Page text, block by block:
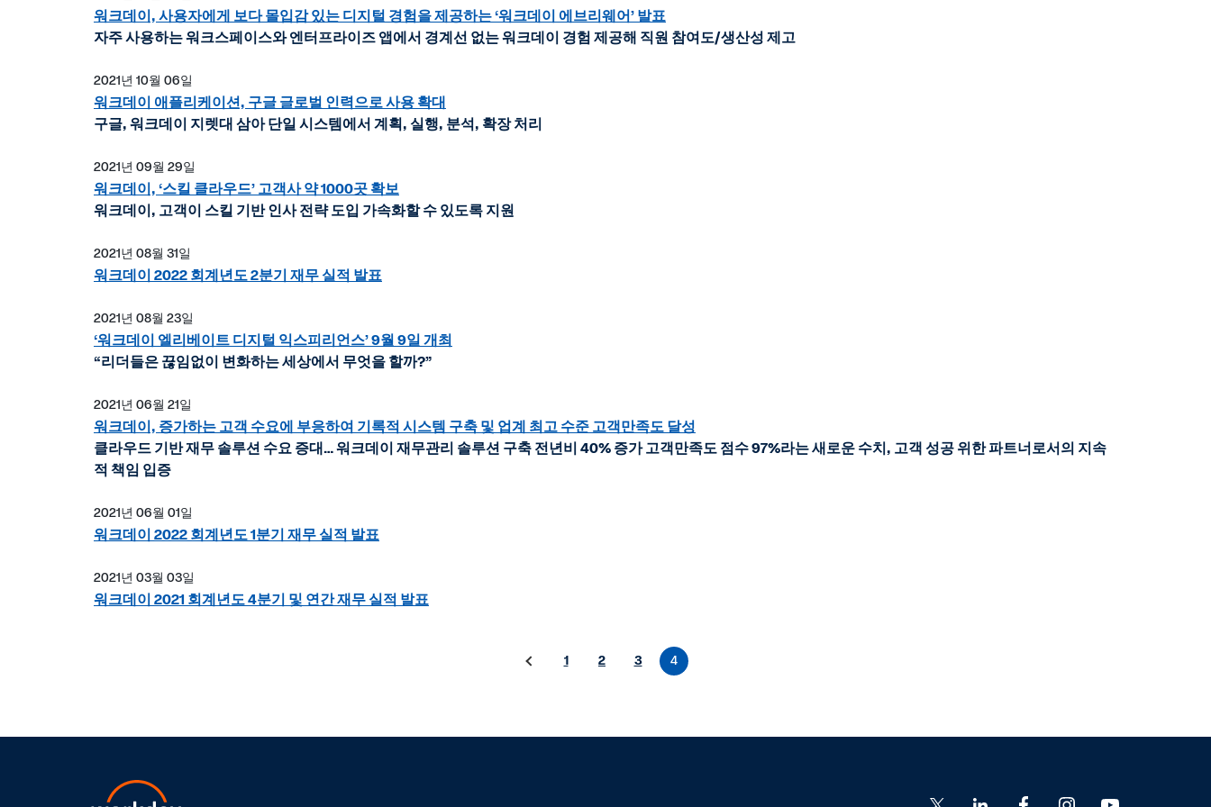
워크데이, 사용자에게 보다 몰입감 있는 디지털 경험을 제공하는 ‘워크데이 에브리웨어’ 발표
자주 사용하는 워크스페이스와 엔터프라이즈 앱에서 경계선 없는 워크데이 경험 제공해 직원 참여도/생산성 제고
2021년 10월 06일
워크데이 애플리케이션, 구글 글로벌 인력으로 사용 확대
구글, 워크데이 지렛대 삼아 단일 시스템에서 계획, 실행, 분석, 확장 처리
2021년 09월 29일
워크데이, ‘스킬 클라우드’ 고객사 약 1000곳 확보
워크데이, 고객이 스킬 기반 인사 전략 도입 가속화할 수 있도록 지원
2021년 08월 31일
워크데이 2022 회계년도 2분기 재무 실적 발표
2021년 08월 23일
‘워크데이 엘리베이트 디지털 익스피리언스’ 9월 9일 개최
“리더들은 끊임없이 변화하는 세상에서 무엇을 할까?”
2021년 06월 21일
워크데이, 증가하는 고객 수요에 부응하여 기록적 시스템 구축 및 업계 최고 수준 고객만족도 달성
클라우드 기반 재무 솔루션 수요 증대… 워크데이 재무관리 솔루션 구축 전년비 40% 증가 고객만족도 점수 97%라는 새로운 수치, 고객 성공 위한 파트너로서의 지속
적 책임 입증
2021년 06월 01일
워크데이 2022 회계년도 1분기 재무 실적 발표
2021년 03월 03일
워크데이 2021 회계년도 4분기 및 연간 재무 실적 발표
1 2 3 4
Go
Go